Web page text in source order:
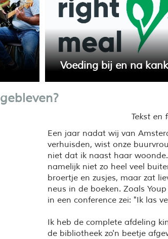
de reeks
Voeding bij en na
behandeling tegen kanker?
eiwitten, calorieën, vocht en
Tekst en
Een jaar nadat wij van
verhuisden, wist onze
niet dat ik naast haar
namelijk niet zo heel veel
broertje en zusjes, maar zat
neus in de boeken. Zoals
in een conference zei: "Ik las
Ik heb de complete afdeling
de bibliotheek zo'n beetje